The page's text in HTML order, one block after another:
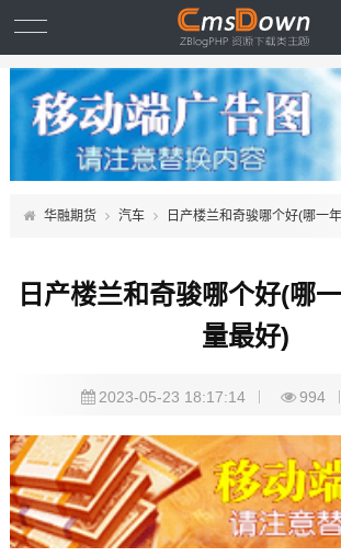
华融期货 汽车 日产楼兰和奇骏哪个好(哪一
日产楼兰和奇骏哪个好(哪
量最好)
2023-05-23 18:17:14 994